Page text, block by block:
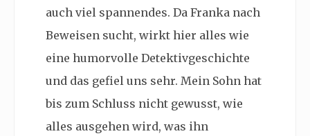
auch viel spannendes. Da Franka nach
Beweisen sucht, wirkt hier alles wie
eine humorvolle Detektivgeschichte
und das gefiel uns sehr. Mein Sohn hat
bis zum Schluss nicht gewusst, wie
alles ausgehen wird, was ihn